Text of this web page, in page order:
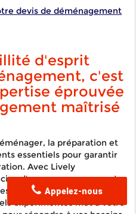
devis de déménagement
d'esprit
c'est
éprouvée
maîtrisé
la préparation et
essentiels pour garantir
Avec Lively
d'un accompagnement
étapes du déménagement.
expérimentés met à votre
Appelez-nous